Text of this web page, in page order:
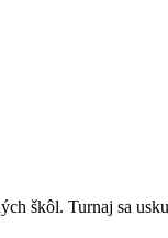
škôl. Turnaj sa